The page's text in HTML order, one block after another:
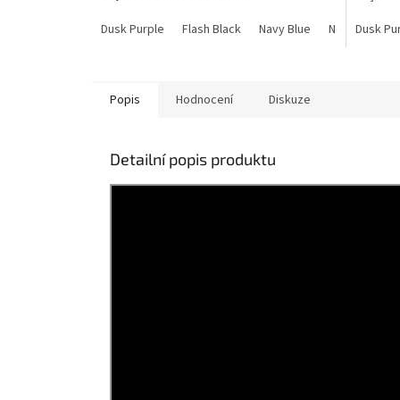
Dusk Purple
Flash Black Navy Blue Neon Lime
Dusk
Popis Hodnocení Diskuze
Detailní popis produktu